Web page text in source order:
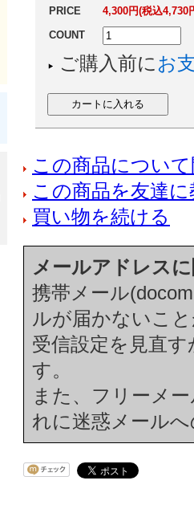
PRICE
4,300円(税込4,730
COUNT
ご購入前に お
この商品につい
この商品を友達
買い物を続ける
メールアドレス
携帯メール
ルが届かないこ
受信設定を見直
す。
また、フリーメ
れに迷惑メール